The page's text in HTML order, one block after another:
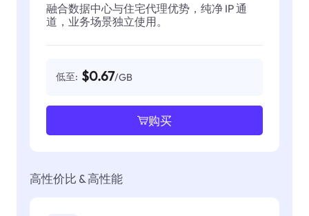
融合数据中心与住宅代理优势，纯净 IP 通
道，业务场景独立使用。
低至: $0.67/GB
购买
高性价比 & 高性能